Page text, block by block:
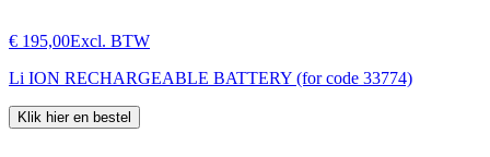
€ 195,00Excl. BTW
Li ION RECHARGEABLE BATTERY (for code 33774)
Klik hier en bestel